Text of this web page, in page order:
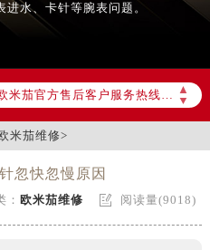
水、卡针等腕表问题。
▲
▼
2026年6月成都市欧米茄官方售后客户服务热线：400-877-2083
后服务中心最新网点地址：
成都市锦江区人民东路6号SAC东原中心写字楼24层2406B室（需提前预约）
四川省成都市锦江区人民东路6号SAC东原中心24层2406B室欧米茄售后服务中心（需提前预约）
米茄维修>
忽快忽慢原因
： 欧米茄维修  阅读量(9018)